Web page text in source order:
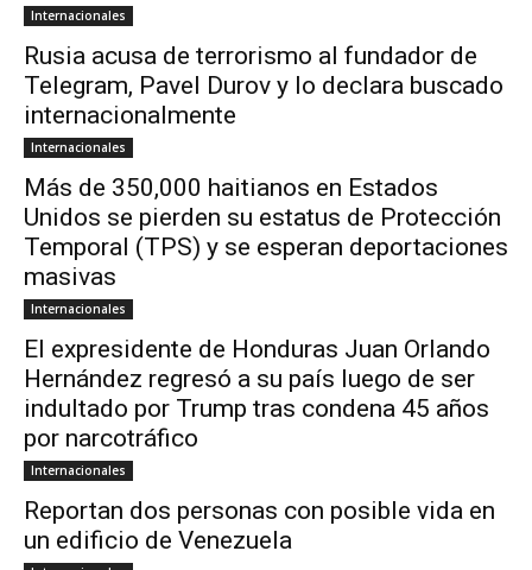
Internacionales
Rusia acusa de terrorismo al fundador de
Telegram, Pavel Durov y lo declara buscado
internacionalmente
Internacionales
Más de 350,000 haitianos en Estados
Unidos se pierden su estatus de Protección
Temporal (TPS) y se esperan deportaciones
masivas
Internacionales
El expresidente de Honduras Juan Orlando
Hernández regresó a su país luego de ser
indultado por Trump tras condena 45 años
por narcotráfico
Internacionales
Reportan dos personas con posible vida en
un edificio de Venezuela